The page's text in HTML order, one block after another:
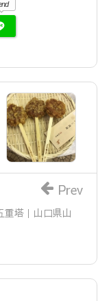
重塔｜山口県山
Prev